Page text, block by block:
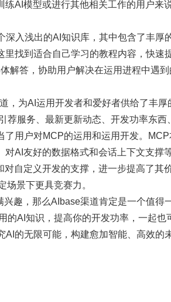
AI模型或进行其他相关工作的用户来
入浅出的AI知识库，其中包含了丰厚
找到适合自己学习的教程内容，快速
解答，协助用户解决在运用进程中遇
，为AI运用开发者和爱好者供给了丰厚
荐服务、最新更新动态、开发功率东西
用户对MCP的运用和运用开发。
AI友好的数据格式和会话上下文支撑
自定义开发的支撑，进一步提高了其
景下更具竞赛力。
趣，那么AIbase渠道肯定是一个值得
的AI知识，提高你的开发功率，一起也
的无限可能，构建愈加智能、高效的